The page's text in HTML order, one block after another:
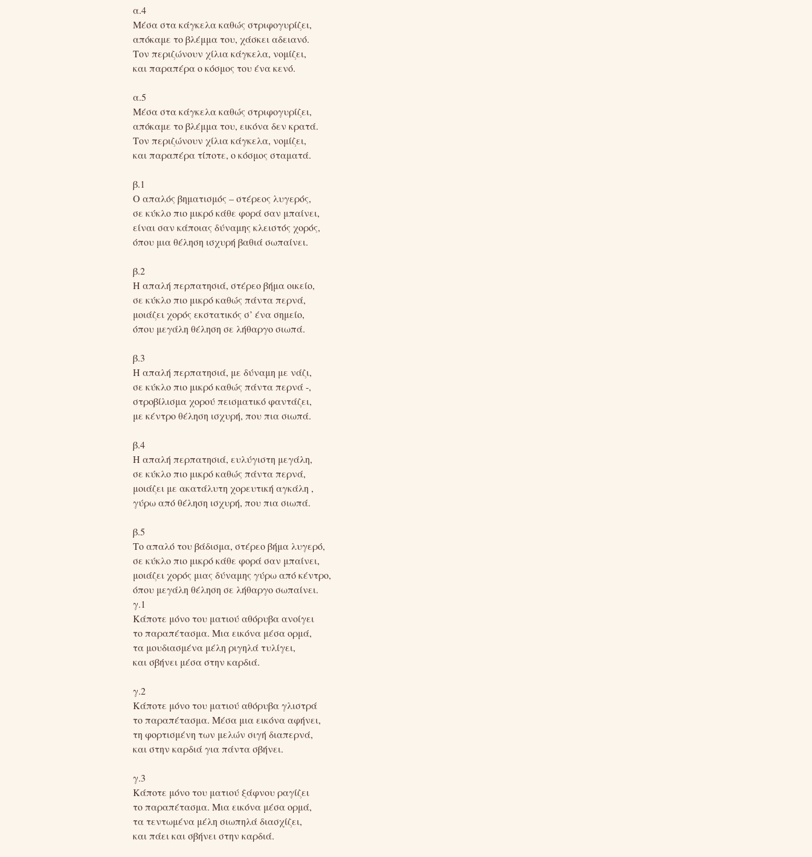
α.4
Μέσα στα κάγκελα καθώς στριφογυρίζει,
απόκαμε το βλέμμα του, χάσκει αδειανό.
Τον περιζώνουν χίλια κάγκελα, νομίζει,
και παραπέρα ο κόσμος του ένα κενό.
α.5
Μέσα στα κάγκελα καθώς στριφογυρίζει,
απόκαμε το βλέμμα του, εικόνα δεν κρατά.
Τον περιζώνουν χίλια κάγκελα, νομίζει,
και παραπέρα τίποτε, o κόσμος σταματά.
β.1
Ο απαλός βηματισμός – στέρεος λυγερός,
σε κύκλο πιο μικρό κάθε φορά σαν μπαίνει,
είναι σαν κάποιας δύναμης κλειστός χορός,
όπου μια θέληση ισχυρή βαθιά σωπαίνει.
β.2
Η απαλή περπατησιά, στέρεο βήμα οικείο,
σε κύκλο πιο μικρό καθώς πάντα περνά,
μοιάζει χορός εκστατικός σ’ ένα σημείο,
όπου μεγάλη θέληση σε λήθαργο σιωπά.
β.3
Η απαλή περπατησιά, με δύναμη με νάζι,
σε κύκλο πιο μικρό καθώς πάντα περνά -,
στροβίλισμα χορού πεισματικό φαντάζει,
με κέντρο θέληση ισχυρή, που πια σιωπά.
β.4
Η απαλή περπατησιά, ευλύγιστη μεγάλη,
σε κύκλο πιο μικρό καθώς πάντα περνά,
μοιάζει με ακατάλυτη χορευτική αγκάλη ,
γύρω από θέληση ισχυρή, που πια σιωπά.
β.5
Το απαλό του βάδισμα, στέρεο βήμα λυγερό,
σε κύκλο πιο μικρό κάθε φορά σαν μπαίνει,
μοιάζει χορός μιας δύναμης γύρω από κέντρο,
όπου μεγάλη θέληση σε λήθαργο σωπαίνει.
γ.1
Κάποτε μόνο του ματιού αθόρυβα ανοίγει
το παραπέτασμα. Μια εικόνα μέσα ορμά,
τα μουδιασμένα μέλη ριγηλά τυλίγει,
και σβήνει μέσα στην καρδιά.
γ.2
Κάποτε μόνο του ματιού αθόρυβα γλιστρά
το παραπέτασμα. Μέσα μια εικόνα αφήνει,
τη φορτισμένη των μελών σιγή διαπερνά,
και στην καρδιά για πάντα σβήνει.
γ.3
Κάποτε μόνο του ματιού ξάφνου ραγίζει
το παραπέτασμα. Μια εικόνα μέσα ορμά,
τα τεντωμένα μέλη σιωπηλά διασχίζει,
και πάει και σβήνει στην καρδιά.